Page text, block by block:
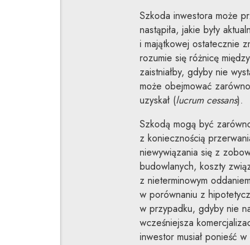
Szkoda inwestora może
nastąpiła, jakie były
i majątkowej ostatecznie
rozumie się różnicę
zaistniałby, gdyby nie
może obejmować
uzyskał (lucrum cessans).
Szkodą mogą być
z koniecznością
niewywiązania się z
budowlanych, koszty
z nieterminowym
w porównaniu z
w przypadku, gdyby nie
wcześniejsza
inwestor musiał ponieść